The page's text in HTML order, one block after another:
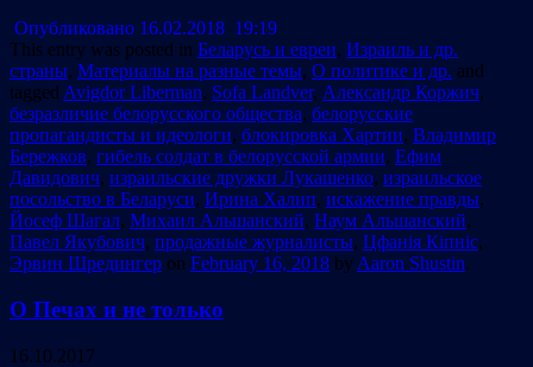
Опубликовано 16.02.2018 19:19
This entry was posted in Беларусь и евреи, Израиль и др.
страны, Материалы на разные темы, О политике и др. and
tagged Avigdor Liberman, Sofa Landver, Александр Коржич,
безразличие белорусского общества, белорусские
пропагандисты и идеологи, блокировка Хартии, Владимир
Бережков, гибель солдат в белорусской армии, Ефим
Давидович, израильские дружки Лукашенко, израильское
посольство в Беларуси, Ирина Халип, искажение правды,
Йосеф Шагал, Михаил Альшанский, Наум Альшанский,
Павел Якубович, продажные журналисты, Цфанія Кіпніс,
Эрвин Шредингер on February 16, 2018 by Aaron Shustin.
О Печах и не только
16.10.2017